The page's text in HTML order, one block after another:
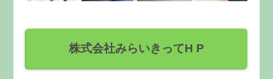
株式会社みらいきってH P